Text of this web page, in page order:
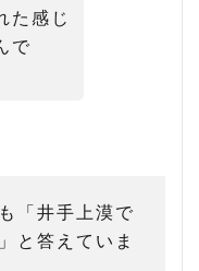
た感じ
で
「井手上漠で
と答えていま